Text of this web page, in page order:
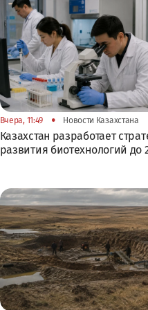
Вчера, 11:49 • Новости Казахстана
Казахстан разработает
развития биотехнологий до